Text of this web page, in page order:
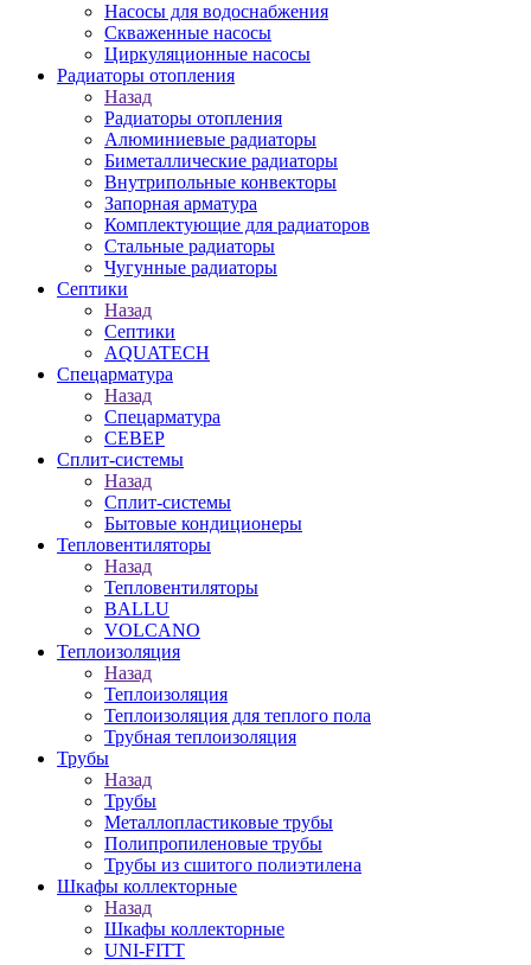
Насосы для водоснабжения
Скваженные насосы
Циркуляционные насосы
Радиаторы отопления
Назад
Радиаторы отопления
Алюминиевые радиаторы
Биметаллические радиаторы
Внутрипольные конвекторы
Запорная арматура
Комплектующие для радиаторов
Стальные радиаторы
Чугунные радиаторы
Септики
Назад
Септики
AQUATECH
Спецарматура
Назад
Спецарматура
СЕВЕР
Сплит-системы
Назад
Сплит-системы
Бытовые кондиционеры
Тепловентиляторы
Назад
Тепловентиляторы
BALLU
VOLCANO
Теплоизоляция
Назад
Теплоизоляция
Теплоизоляция для теплого пола
Трубная теплоизоляция
Трубы
Назад
Трубы
Металлопластиковые трубы
Полипропиленовые трубы
Трубы из сшитого полиэтилена
Шкафы коллекторные
Назад
Шкафы коллекторные
UNI-FITT